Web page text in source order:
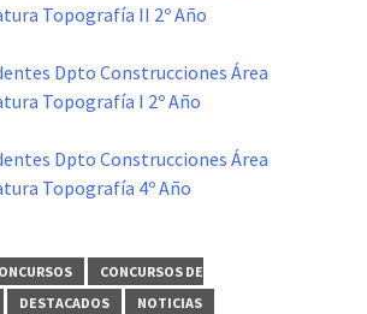
Topografía II 2º Año
Dpto Construcciones Área
Topografía I 2º Año
Dpto Construcciones Área
Topografía 4º Año
CONCURSOS DE
DESTACADOS NOTICIAS